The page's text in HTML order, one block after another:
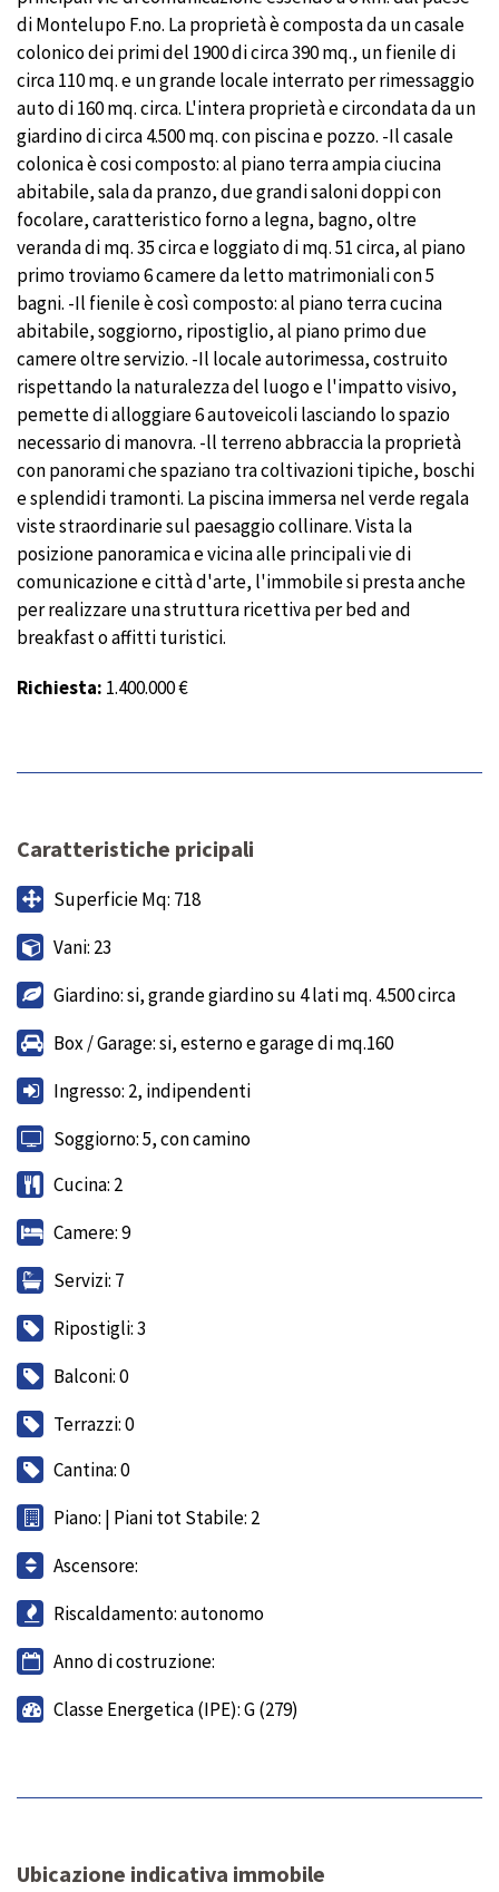
di Montelupo F.no. La proprietà è composta da un casale
colonico dei primi del 1900 di circa 390 mq., un fienile di
circa 110 mq. e un grande locale interrato per rimessaggio
auto di 160 mq. circa. L'intera proprietà e circondata da un
giardino di circa 4.500 mq. con piscina e pozzo. -Il casale
colonica è cosi composto: al piano terra ampia ciucina
abitabile, sala da pranzo, due grandi saloni doppi con
focolare, caratteristico forno a legna, bagno, oltre
veranda di mq. 35 circa e loggiato di mq. 51 circa, al piano
primo troviamo 6 camere da letto matrimoniali con 5
bagni. -Il fienile è così composto: al piano terra cucina
abitabile, soggiorno, ripostiglio, al piano primo due
camere oltre servizio. -Il locale autorimessa, costruito
rispettando la naturalezza del luogo e l'impatto visivo,
pemette di alloggiare 6 autoveicoli lasciando lo spazio
necessario di manovra. -ll terreno abbraccia la proprietà
con panorami che spaziano tra coltivazioni tipiche, boschi
e splendidi tramonti. La piscina immersa nel verde regala
viste straordinarie sul paesaggio collinare. Vista la
posizione panoramica e vicina alle principali vie di
comunicazione e città d'arte, l'immobile si presta anche
per realizzare una struttura ricettiva per bed and
breakfast o affitti turistici.
Richiesta: 1.400.000 €
Caratteristiche pricipali
Superficie Mq: 718
Vani: 23
Giardino: si, grande giardino su 4 lati mq. 4.500 circa
Box / Garage: si, esterno e garage di mq.160
Ingresso: 2, indipendenti
Soggiorno: 5, con camino
Cucina: 2
Camere: 9
Servizi: 7
Ripostigli: 3
Balconi: 0
Terrazzi: 0
Cantina: 0
Piano: | Piani tot Stabile: 2
Ascensore:
Riscaldamento: autonomo
Anno di costruzione:
Classe Energetica (IPE): G (279)
Ubicazione indicativa immobile